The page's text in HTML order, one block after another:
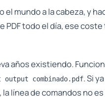
mundo a la cabeza, y
todo el día, ese
años existiendo.
combinado.pdf. Si
línea de comandos no